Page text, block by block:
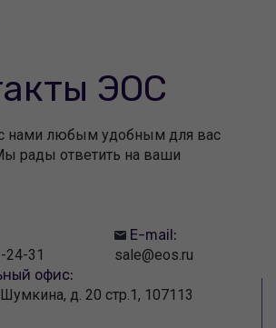
ЭОС
нами любым удобным для вас
рады ответить на ваши
24-31
E-mail:
sale@eos.ru
офис:
д. 20 стр.1, 107113